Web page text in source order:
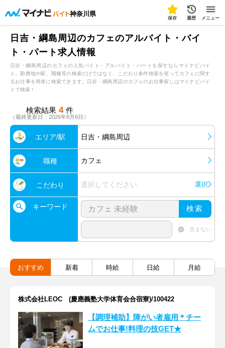
神奈川県
保存 履歴 メニュー
日吉・綱島周辺のカフェのアルバイト・バイ
ト・パート求人情報
日吉・綱島周辺のカフェの人気バイト・アルバイト・パートを探すならマイナビバイ
ト。勤務地や駅、職種等の検索だけではなく、こだわり条件検索を使ってカフェに関す
るお仕事を簡単に検索できます。日吉・綱島周辺のカフェのお仕事探しはマイナビバイ
トで検索！
検索結果 4 件
（最終更新日：2026年8月6日）
エリア/駅 日吉・綱島周辺
職種 カフェ
こだわり 選択してください 選択
キーワード 検索
含まない
おすすめ 新着 時給 日給 月給
株式会社LEOC (慶應義塾大学体育会合宿寮)/100422
【調理補助】障がい者雇用＊チー
ムでお仕事!料理の技GET★